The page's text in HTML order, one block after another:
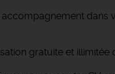
dans
gratuite et